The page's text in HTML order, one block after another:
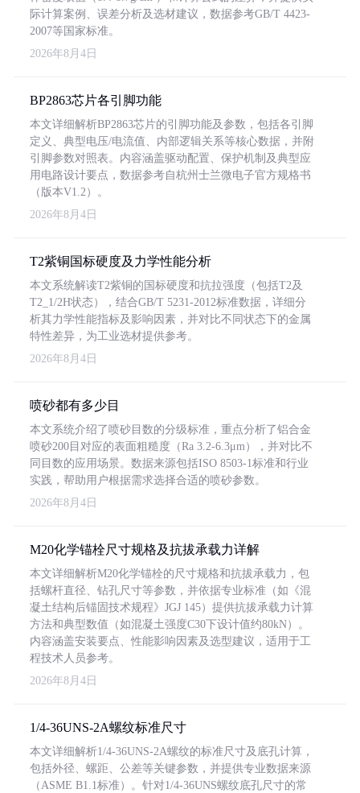
际计算案例、误差分析及选材建议，数据参考GB/T 4423-
2007等国家标准。
2026年8月4日
BP2863芯片各引脚功能
本文详细解析BP2863芯片的引脚功能及参数，包括各引脚
定义、典型电压/电流值、内部逻辑关系等核心数据，并附
引脚参数对照表。内容涵盖驱动配置、保护机制及典型应
用电路设计要点，数据参考自杭州士兰微电子官方规格书
（版本V1.2）。
2026年8月4日
T2紫铜国标硬度及力学性能分析
本文系统解读T2紫铜的国标硬度和抗拉强度（包括T2及
T2_1/2H状态），结合GB/T 5231-2012标准数据，详细分
析其力学性能指标及影响因素，并对比不同状态下的金属
特性差异，为工业选材提供参考。
2026年8月4日
喷砂都有多少目
本文系统介绍了喷砂目数的分级标准，重点分析了铝合金
喷砂200目对应的表面粗糙度（Ra 3.2-6.3μm），并对比不
同目数的应用场景。数据来源包括ISO 8503-1标准和行业
实践，帮助用户根据需求选择合适的喷砂参数。
2026年8月4日
M20化学锚栓尺寸规格及抗拔承载力详解
本文详细解析M20化学锚栓的尺寸规格和抗拔承载力，包
括螺杆直径、钻孔尺寸等参数，并依据专业标准（如《混
凝土结构后锚固技术规程》JGJ 145）提供抗拔承载力计算
方法和典型数值（如混凝土强度C30下设计值约80kN）。
内容涵盖安装要点、性能影响因素及选型建议，适用于工
程技术人员参考。
2026年8月4日
1/4-36UNS-2A螺纹标准尺寸
本文详细解析1/4-36UNS-2A螺纹的标准尺寸及底孔计算，
包括外径、螺距、公差等关键参数，并提供专业数据来源
（ASME B1.1标准）。针对1/4-36UNS螺纹底孔尺寸的常